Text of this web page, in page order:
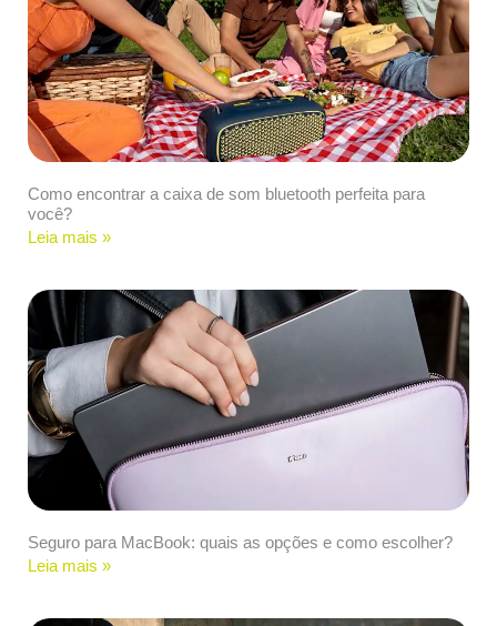
Como encontrar a caixa de som bluetooth perfeita para
você?
Leia mais »
Seguro para MacBook: quais as opções e como escolher?
Leia mais »